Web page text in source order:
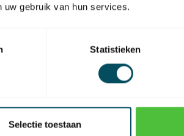
gebruik van hun services.
Statistieken
Selectie toestaan
an die Home Shopping Garantie
Informationen